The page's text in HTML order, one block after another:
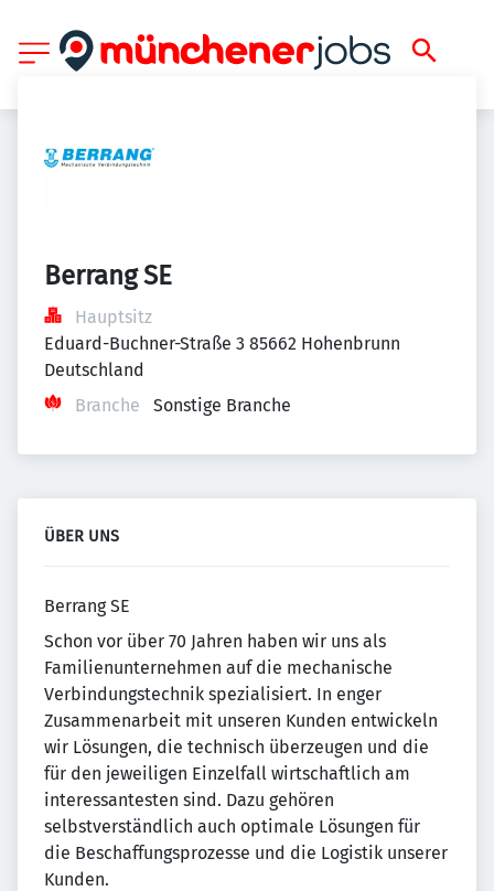
Berrang SE
Hauptsitz
Eduard-Buchner-Straße 3 85662 Hohenbrunn
Deutschland
Branche
Sonstige Branche
ÜBER UNS
Berrang SE
Schon vor über 70 Jahren haben wir uns als
Familienunternehmen auf die mechanische
Verbindungstechnik spezialisiert. In enger
Zusammenarbeit mit unseren Kunden entwickeln
wir Lösungen, die technisch überzeugen und die
für den jeweiligen Einzelfall wirtschaftlich am
interessantesten sind. Dazu gehören
selbstverständlich auch optimale Lösungen für
die Beschaffungsprozesse und die Logistik unserer
Kunden.